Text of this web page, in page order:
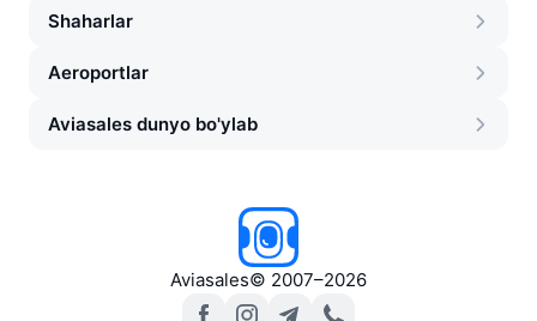
Shaharlar
Aeroportlar
Aviasales dunyo bo'ylab
Aviasales© 2007–2026